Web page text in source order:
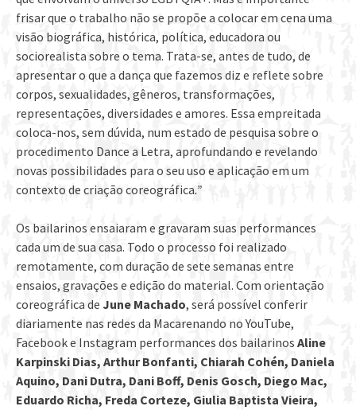
frisar que o trabalho não se propõe a colocar em cena uma
visão biográfica, histórica, política, educadora ou
sociorealista sobre o tema. Trata-se, antes de tudo, de
apresentar o que a dança que fazemos diz e reflete sobre
corpos, sexualidades, gêneros, transformações,
representações, diversidades e amores. Essa empreitada
coloca-nos, sem dúvida, num estado de pesquisa sobre o
procedimento Dance a Letra, aprofundando e revelando
novas possibilidades para o seu uso e aplicação em um
contexto de criação coreográfica.”
Os bailarinos ensaiaram e gravaram suas performances
cada um de sua casa. Todo o processo foi realizado
remotamente, com duração de sete semanas entre
ensaios, gravações e edição do material. Com orientação
coreográfica de June Machado, será possível conferir
diariamente nas redes da Macarenando no YouTube,
Facebook e Instagram performances dos bailarinos Aline
Karpinski Dias, Arthur Bonfanti, Chiarah Cohén, Daniela
Aquino, Dani Dutra, Dani Boff, Denis Gosch, Diego Mac,
Eduardo Richa, Freda Corteze, Giulia Baptista Vieira,